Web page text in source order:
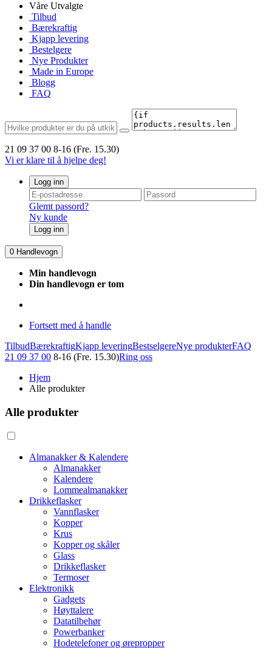
Våre Utvalgte
Tilbud
Bærekraftig
Kjapp levering
Bestelgere
Nye Produkter
Made in Europe
Blogg
FAQ
21 09 37 00 8-16 (Fre. 15.30)
Vi er klare til å hjelpe deg!
Logg inn
Glemt passord?
Ny kunde
Logg inn
0 Handlevogn
Min handlevogn
Din handlevogn er tom
Fortsett med å handle
TilbudBærekraftigKjapp leveringBestselgereNye produkterFAQ
21 09 37 00 8-16 (Fre. 15.30)Ring oss
Hjem
Alle produkter
Alle produkter
Almanakker & Kalendere
Almanakker
Kalendere
Lommealmanakker
Drikkeflasker
Vannflasker
Kopper
Krus
Kopper og skåler
Glass
Drikkeflasker
Termoser
Elektronikk
Gadgets
Høyttalere
Datatilbehør
Powerbanker
Hodetelefoner og ørepropper